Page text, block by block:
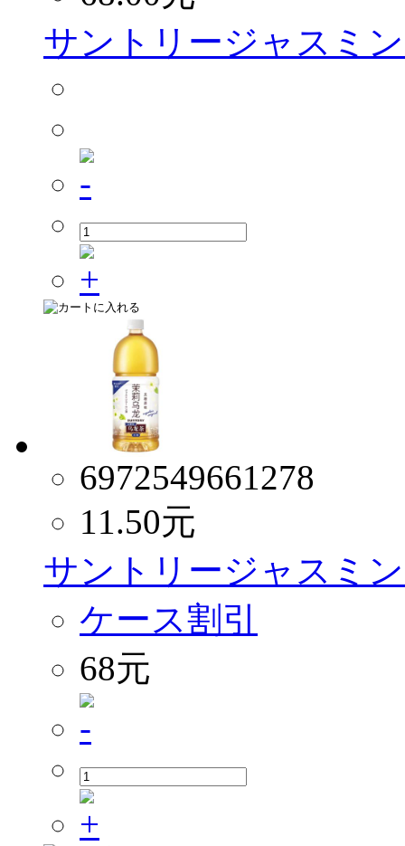
サントリージャスミ
6972549661278
11.50元
サントリージャスミ
ケース割引
68元